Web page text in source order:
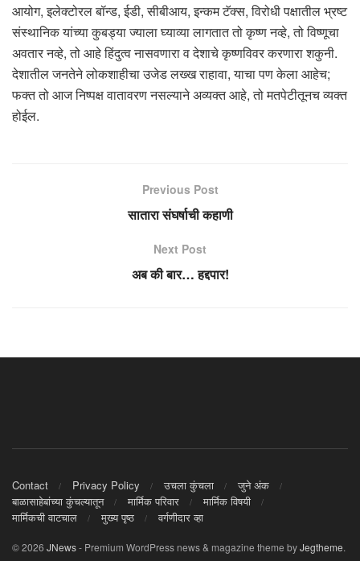
आयोग, इलेक्टोरल बॉन्ड, ईडी, सीबीआय, इन्कम टॅक्स, विरोधी पक्षातील भ्रष्ट
संस्थानिक यांच्या कुबड्या ज्याला घ्याव्या लागतात तो कृष्ण नव्हे, तो विष्णूचा
अवतार नव्हे, तो आहे हिंदुत्व नासवणारा व देशाचे कृष्णविवर करणारा शकुनी.
देशातील जनतेने लोकशाहीचा उजेड लख्ख राहावा, याचा पण केला आहेच;
फक्त तो आज निष्पक्ष वातावरण नसल्याने अव्यक्त आहे, तो मतपेटीतूनच व्यक्त
होईल.
Previous Post
सातारा संघर्षाची कहाणी
Next Post
अब की बार… हद्दपार!
Contact Privacy Policy उचला कुंचला
जुने अंक
बाळासाहेबांच्या कुंचल्यातून
मार्मिक परिवार
मार्मिक विषयी
मार्मिकची वाटचाल
मुख्य पृष्ठ वर्गणीदार व्हा
© 2026 JNews- Premium WordPress news & magazine theme byJegtheme.